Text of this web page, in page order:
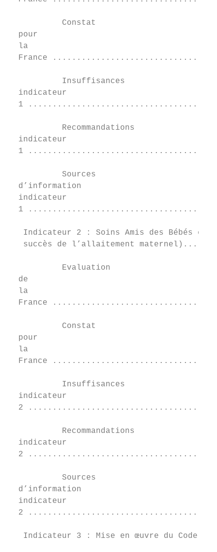
           Constat
pour
la
France
           Insuffisances
indicateur
1
           Recommandations
indicateur
1
           Sources
d’information
indicateur
1
Indicateur 2 : Soins Amis des Bébés et
succès de l’allaitement
           Evaluation
de
la
France
           Constat
pour
la
France
           Insuffisances
indicateur
2
           Recommandations
indicateur
2
           Sources
d’information
indicateur
2
Indicateur 3 : Mise en œuvre du Code